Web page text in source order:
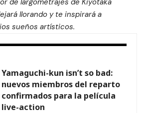
de largometrajes de Kiyotaka
llorando y te inspirará a
sueños artísticos.
Yamaguchi-kun isn’t so bad:
nuevos miembros del reparto
confirmados para la película
live-action